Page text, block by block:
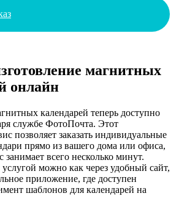
магнитных
онлайн
календарей теперь доступно
службе ФотоПочта. Этот
позволяет заказать индивидуальные
прямо из вашего дома или офиса,
занимает всего несколько минут.
услугой можно как через удобный сайт,
приложение, где доступен
шаблонов для календарей на